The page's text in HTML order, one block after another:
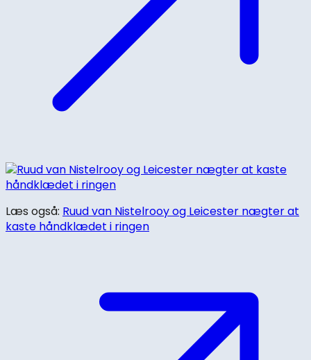
Læs også: Ruud van Nistelrooy og Leicester nægter at
kaste håndklædet i ringen